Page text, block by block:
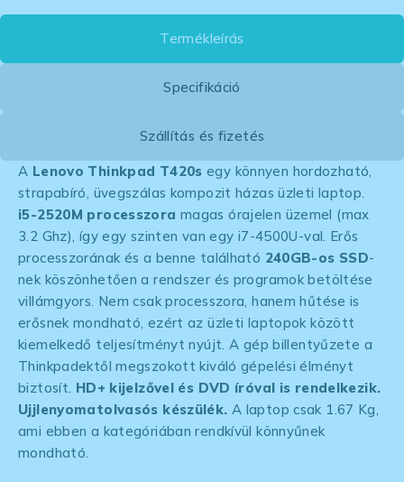
Termékleírás
Specifikáció
Szállítás és fizetés
A Lenovo Thinkpad T420s egy könnyen hordozható,
strapabíró, üvegszálas kompozit házas üzleti laptop.
i5-2520M processzora magas órajelen üzemel (max
3.2 Ghz), így egy szinten van egy i7-4500U-val. Erős
processzorának és a benne található 240GB-os SSD-
nek köszönhetően a rendszer és programok betöltése
villámgyors. Nem csak processzora, hanem hűtése is
erősnek mondható, ezért az üzleti laptopok között
kiemelkedő teljesítményt nyújt. A gép billentyűzete a
Thinkpadektől megszokott kiváló gépelési élményt
biztosít. HD+ kijelzővel és DVD íróval is rendelkezik.
Ujjlenyomatolvasós készülék. A laptop csak 1.67 Kg,
ami ebben a kategóriában rendkívül könnyűnek
mondható.